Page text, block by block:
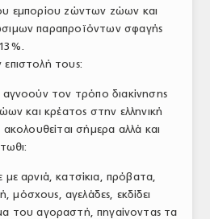
εμπορίου ζώντων ζώων και
παραπροϊόντων σφαγής
τους:
τον τρόπο διακίνησης
και κρέατος στην ελληνική
σήμερα αλλά και
αρνιά, κατσίκια, πρόβατα,
μόσχους, αγελάδες, εκδίδει
του αγοραστή, πηγαίνοντας τα